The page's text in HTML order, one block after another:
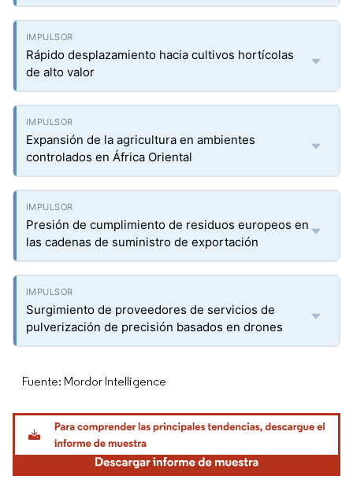
Rápido desplazamiento hacia cultivos hortícolas
de alto valor
Expansión de la agricultura en ambientes
controlados en África Oriental
Presión de cumplimiento de residuos europeos en
las cadenas de suministro de exportación
Surgimiento de proveedores de servicios de
pulverización de precisión basados en drones
Fuente: Mordor Intelligence